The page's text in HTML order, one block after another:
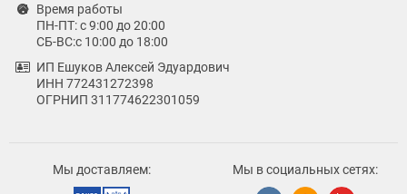
Время работы
ПН-ПТ: с 9:00 до 20:00
СБ-ВС:с 10:00 до 18:00
ИП Ешуков Алексей Эдуардович
ИНН 772431272398
ОГРНИП 311774622301059
Мы доставляем: Мы в социальных сетях: